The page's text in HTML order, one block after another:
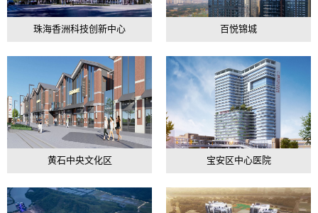
珠海香洲科技创新中心 百悦锦城
黄石中央文化区 宝安区中心医院